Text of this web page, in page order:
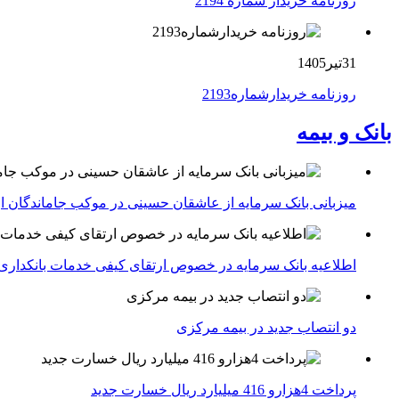
31تیر1405
روزنامه خریدارشماره2193
بانک و بیمه
میزبانی بانک سرمایه از عاشقان حسینی در موکب جاماندگان
اطلاعیه بانک سرمایه در خصوص ارتقای کیفی خدمات
دو انتصاب جدید در بیمه مركزی
پرداخت 4هزارو 416 میلیارد ریال خسارت جدید